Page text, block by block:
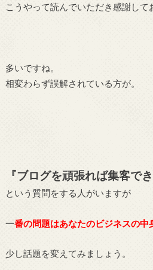
こうやって読んでいただき感謝して
多いですね。
相変わらず誤解されている方が。
『ブログを頑張れば集客で
という質問をする人がいますが
一番の問題はあなたのビジネスの中
少し話題を変えてみましょう。